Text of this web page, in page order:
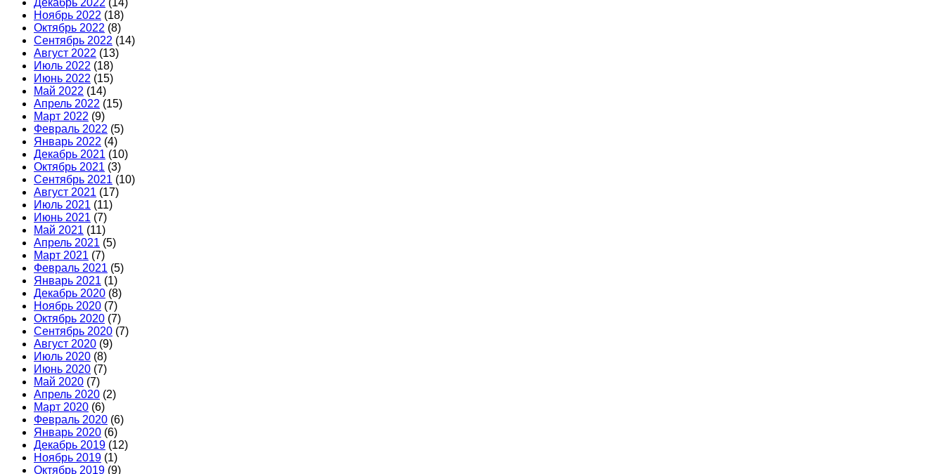
Декабрь 2022 (14)
Ноябрь 2022 (18)
Октябрь 2022 (8)
Сентябрь 2022 (14)
Август 2022 (13)
Июль 2022 (18)
Июнь 2022 (15)
Май 2022 (14)
Апрель 2022 (15)
Март 2022 (9)
Февраль 2022 (5)
Январь 2022 (4)
Декабрь 2021 (10)
Октябрь 2021 (3)
Сентябрь 2021 (10)
Август 2021 (17)
Июль 2021 (11)
Июнь 2021 (7)
Май 2021 (11)
Апрель 2021 (5)
Март 2021 (7)
Февраль 2021 (5)
Январь 2021 (1)
Декабрь 2020 (8)
Ноябрь 2020 (7)
Октябрь 2020 (7)
Сентябрь 2020 (7)
Август 2020 (9)
Июль 2020 (8)
Июнь 2020 (7)
Май 2020 (7)
Апрель 2020 (2)
Март 2020 (6)
Февраль 2020 (6)
Январь 2020 (6)
Декабрь 2019 (12)
Ноябрь 2019 (1)
Октябрь 2019 (9)